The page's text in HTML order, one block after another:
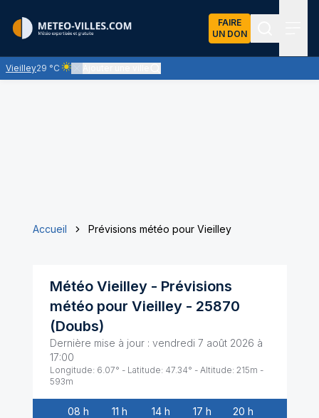
FAIRE
UN DON
Vieilley29 °C
Ciel clair - quasiment pas de nuages et un soleil omniprésent
Accueil Prévisions météo pour Vieilley
Météo Vieilley- Prévisions
météo pour Vieilley- 25870
(Doubs)
Dernière mise à jour : vendredi 7 août 2026 à
17:00
Longitude: 6.07° - Latitude: 47.34° - Altitude: 215m -
593m
08 h 11 h 14 h 17 h 20 h